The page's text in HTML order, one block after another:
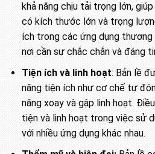
khả năng chịu tải trọng lớn,
có kích thước lớn và trọng
ích trong các ứng dụng thương
nơi cần sự chắc chắn và đáng
Tiện ích và linh hoạt: Bản lề
năng tiện ích như cơ chế tự
năng xoay và gập linh hoạt.
tiện và linh hoạt trong việc sử
với nhiều ứng dụng khác nhau.